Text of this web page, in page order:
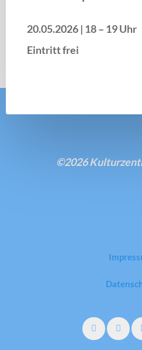
20.05.2026| 18 – 19 Uhr
Eintritt frei
©2026